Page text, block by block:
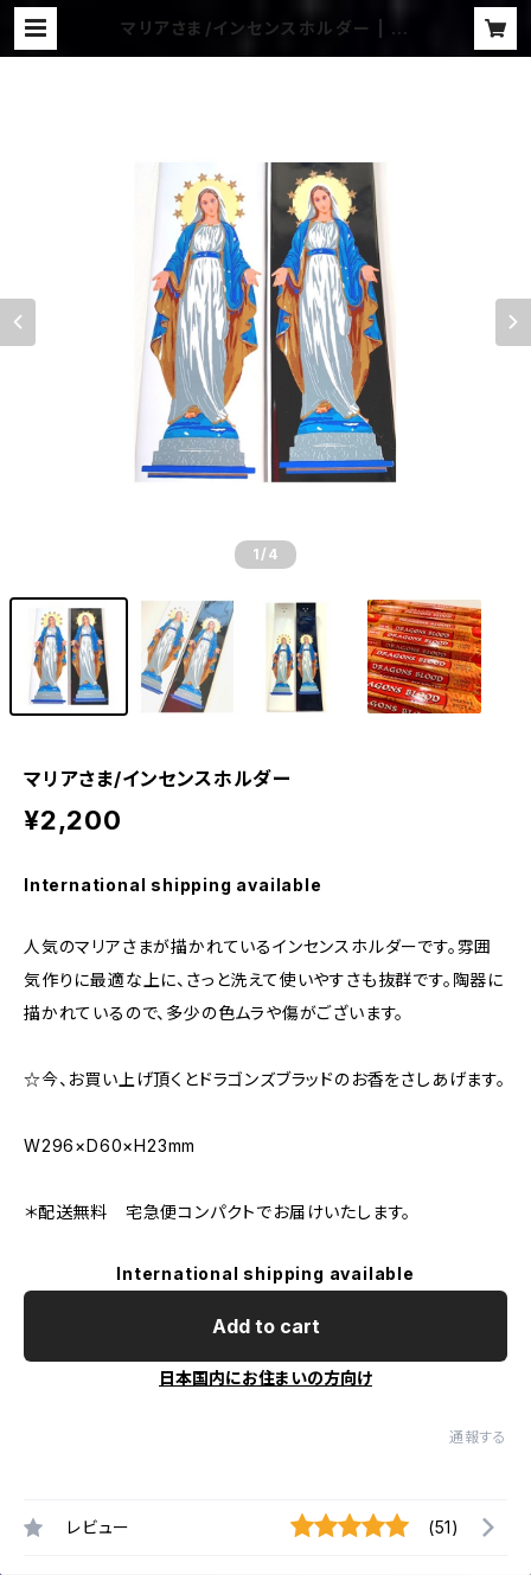
マリアさま/インセンスホルダー | 宇
1 /4
マリアさま/インセンスホルダー
¥2,200
International shipping available
人気のマリアさまが描かれているインセンスホルダーです。雰囲
気作りに最適な上に、さっと洗えて使いやすさも抜群です。陶器に
描かれているので、多少の色ムラや傷がございます。
☆今、お買い上げ頂くとドラゴンズブラッドのお香をさしあげます。
W296×D60×H23mm
＊配送無料 宅急便コンパクトでお届けいたします。
International shipping available
Add to cart
日本国内にお住まいの方向け
通報する
レビュー (51)